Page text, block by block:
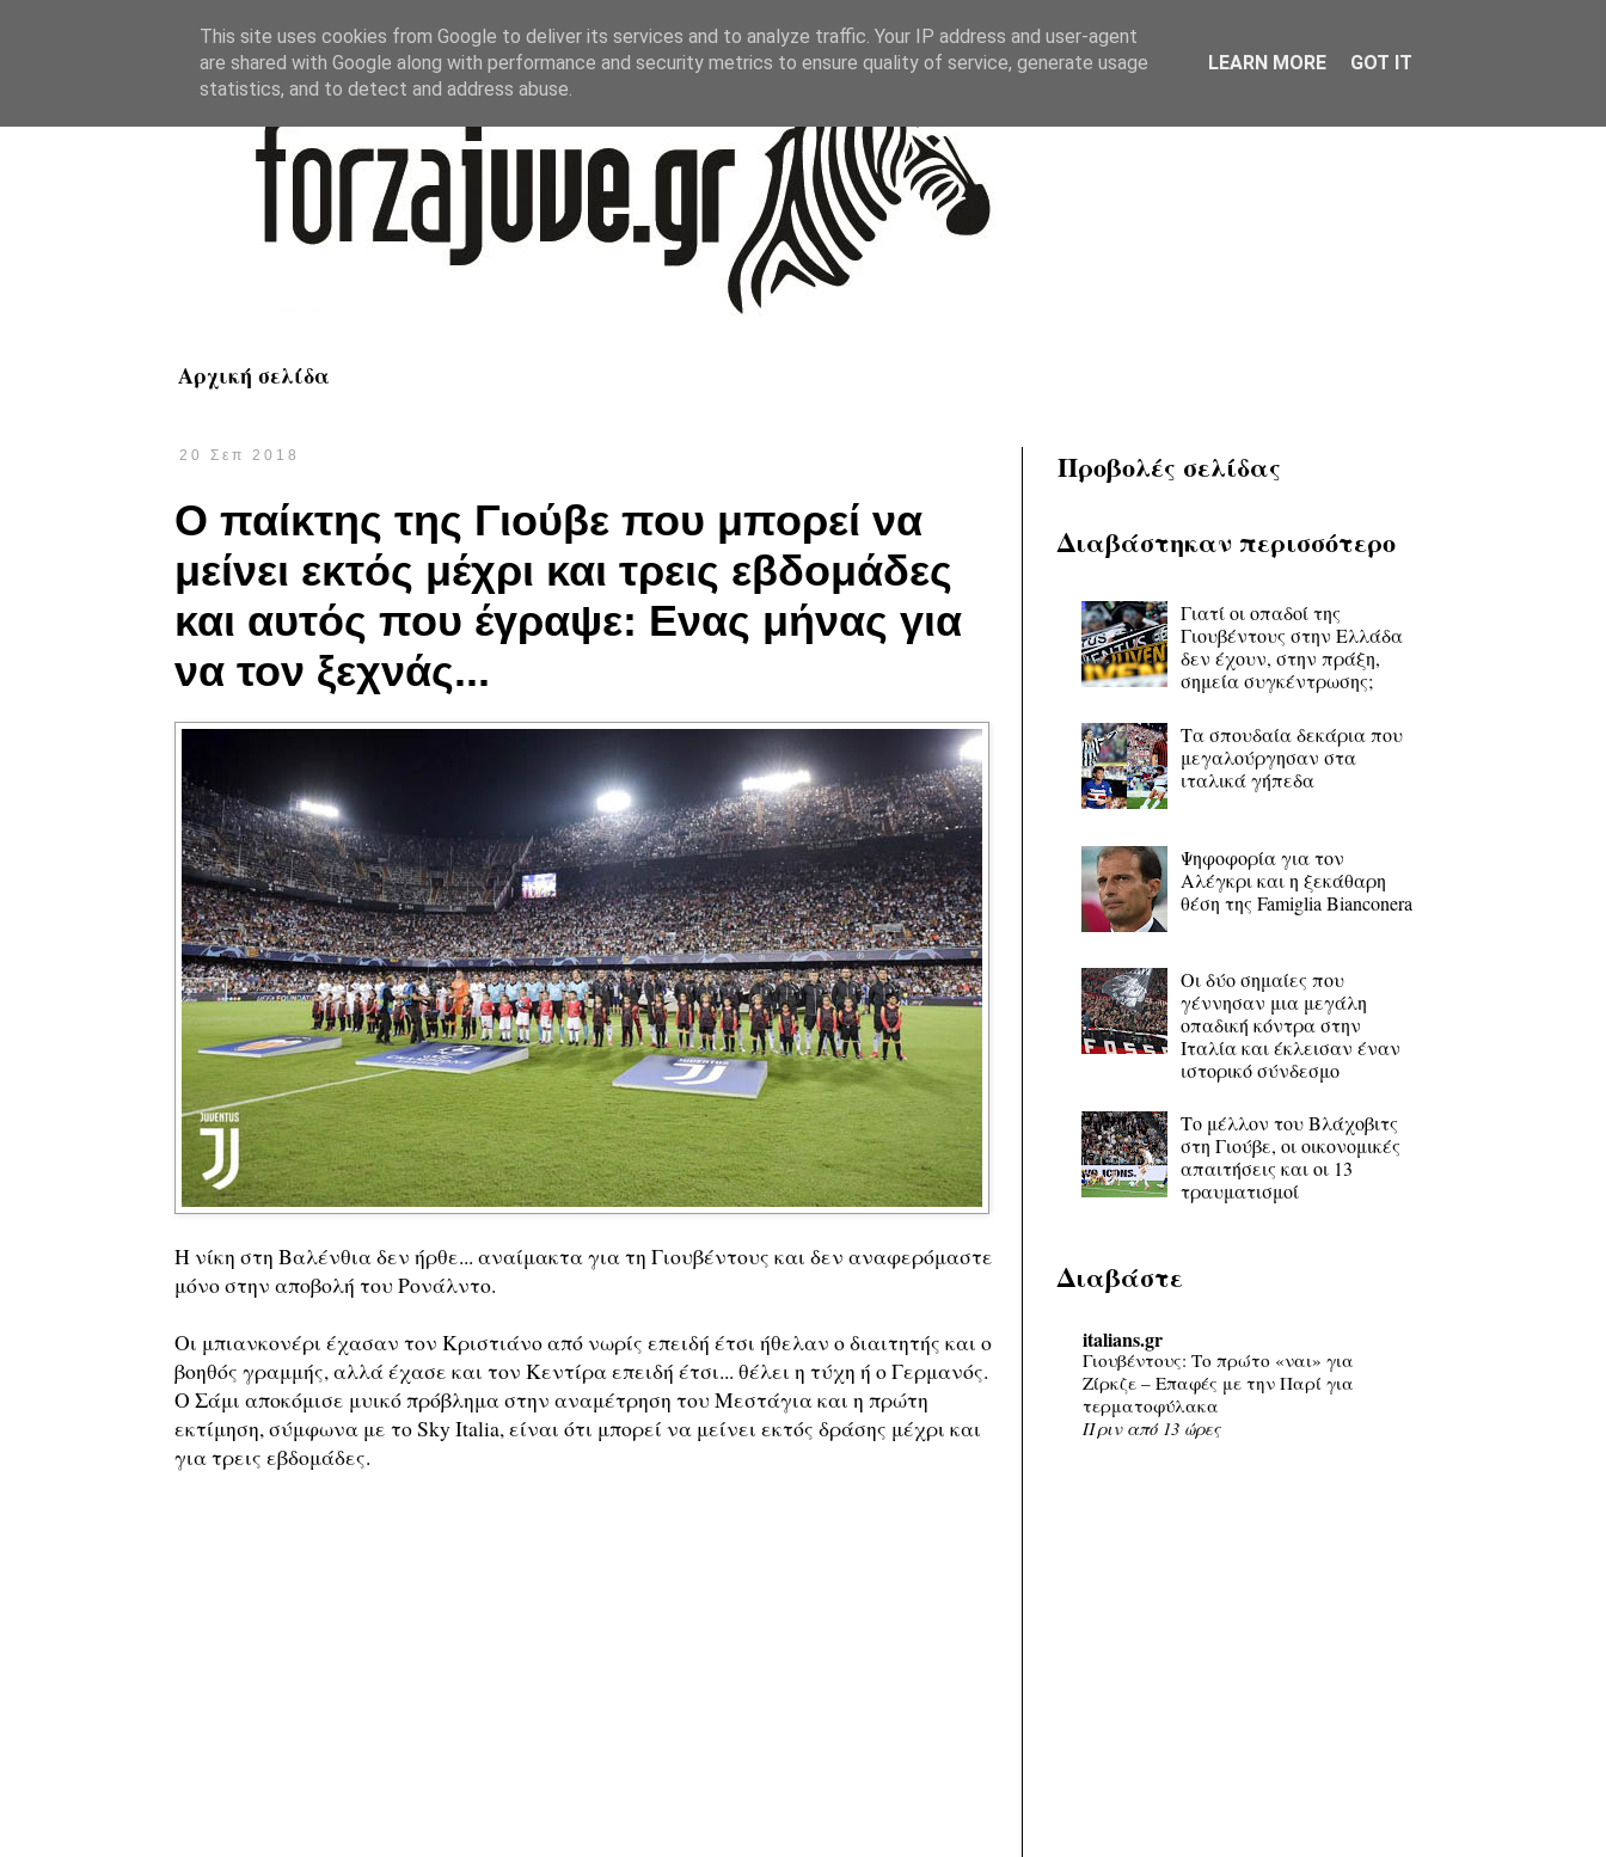
Αρχική σελίδα
20 Σεπ 2018
Ο παίκτης της Γιούβε που μπορεί να
μείνει εκτός μέχρι και τρεις εβδομάδες
και αυτός που έγραψε: Ενας μήνας για
να τον ξεχνάς...
Η νίκη στη Βαλένθια δεν ήρθε... αναίμακτα για τη Γιουβέντους και δεν αναφερόμαστε
μόνο στην αποβολή του Ρονάλντο.
Οι μπιανκονέρι έχασαν τον Κριστιάνο από νωρίς επειδή έτσι ήθελαν ο διαιτητής και ο
βοηθός γραμμής, αλλά έχασε και τον Κεντίρα επειδή έτσι... θέλει η τύχη ή ο Γερμανός.
Ο Σάμι αποκόμισε μυικό πρόβλημα στην αναμέτρηση του Μεστάγια και η πρώτη
εκτίμηση, σύμφωνα με το Sky Italia, είναι ότι μπορεί να μείνει εκτός δράσης μέχρι και
για τρεις εβδομάδες.
Προβολές σελίδας
Διαβάστηκαν περισσότερο
Γιατί οι οπαδοί της
Γιουβέντους στην Ελλάδα
δεν έχουν, στην πράξη,
σημεία συγκέντρωσης;
Τα σπουδαία δεκάρια που
μεγαλούργησαν στα
ιταλικά γήπεδα
Ψηφοφορία για τον
Αλέγκρι και η ξεκάθαρη
θέση της Famiglia Bianconera
Οι δύο σημαίες που
γέννησαν μια μεγάλη
οπαδική κόντρα στην
Ιταλία και έκλεισαν έναν
ιστορικό σύνδεσμο
Το μέλλον του Βλάχοβιτς
στη Γιούβε, οι οικονομικές
απαιτήσεις και οι 13
τραυματισμοί
Διαβάστε
italians.gr
Γιουβέντους: Το πρώτο «ναι» για
Ζίρκζε – Επαφές με την Παρί για
τερματοφύλακα
Πριν από 13 ώρες
This site uses cookies from Google to deliver its services and to analyze traffic. Your IP address and user-agent
are shared with Google along with performance and security metrics to ensure quality of service, generate usage
statistics, and to detect and address abuse.
LEARN MORE GOT IT